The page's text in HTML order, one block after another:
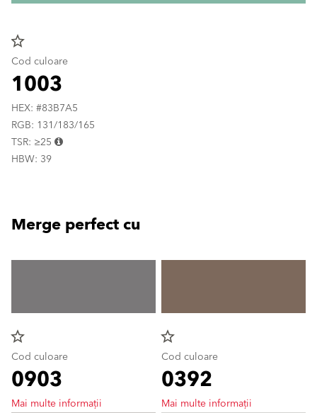
star_border
Cod culoare
1003
HEX: #83B7A5
RGB: 131/183/165
TSR: ≥25
HBW: 39
Merge perfect cu
star_border
Cod culoare
0903
Mai multe informații
star_border
Cod culoare
0392
Mai multe informații